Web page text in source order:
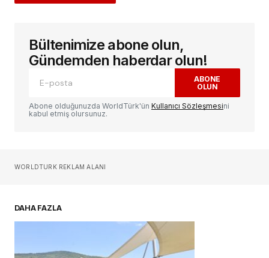
E-posta adresiniz yayınlanmayacak.
alanlar*ile işaretlenmişlerdir
Yorum
Sizin adınız*
Daha sonraki yorumlarımda kullanılması için
adım, e-posta adresim ve site adresim bu
tarayıcıya kaydedilsin.
Bültenimize abone olun,
Gündemden haberdar olun!
ABONE
OLUN
Abone olduğunuzda WorldTürk'ün Kullanıcı Sözleşmesini
kabul etmiş olursunuz.
WORLDTURK REKLAM ALANI
DAHA FAZLA